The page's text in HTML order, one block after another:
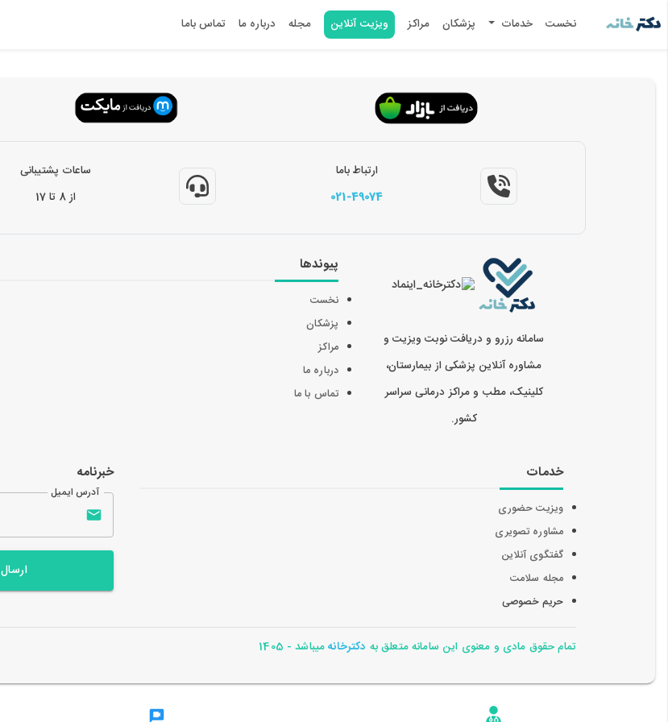
نخست خدمات پزشکان مراکز ویزیت آنلاین مجله درباره ما تماس باما
ارتباط باما
021-49074
ساعات پشتیبانی
از 8 تا 17
سامانه رزرو و دریافت نوبت ویزیت و
مشاوره آنلاین پزشکی از بیمارستان،
کلینیک، مطب و مراکز درمانی سراسر
کشور.
پیوندها
نخست
پزشکان
مراکز
درباره ما
تماس با ما
خدمات
ویزیت حضوری
مشاوره تصویری
گفتگوی آنلاین
مجله سلامت
حریم خصوصی
خبرنامه
آدرس ایمیل
ارسال
تمام حقوق مادی و معنوی این سامانه متعلق به دکترخانهمیباشد - 1405